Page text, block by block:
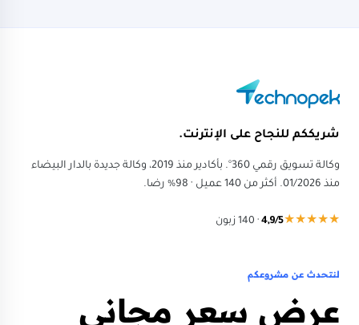
شريككم للنجاح على الإنترنت.
وكالة تسويق رقمي 360°. بأكادير منذ 2019، وكالة جديدة بالدار البيضاء
منذ 01/2026. أكثر من 140 عميل · 98% رضا.
★★★★★
4,9/5
·
140 زبون
لنتحدث عن مشروعكم
عرض سعر مجاني